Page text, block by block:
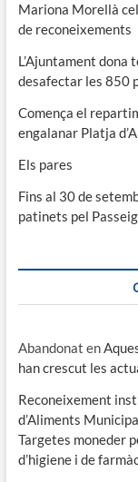
Mariona Morellà
de reconeixements
L’Ajuntament dona
desafectar les 850
Comença el
engalanar Platja
Els pares
Fins al 30 de
patinets pel
Abandonat en
han crescut les
Reconeixement
d’Aliments
Targetes moneder
d’higiene i de